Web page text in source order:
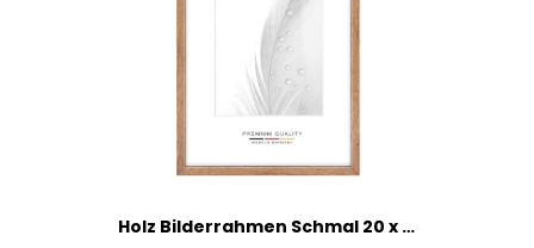
Holz Bilderrahmen Schmal 20 x 40 cm in Eiche-Rustikal | inkl. bruchsicherer Anti-Reflex Kunstglasscheibe | Rahmen für Poster | Puzzle | Foto collage DR079